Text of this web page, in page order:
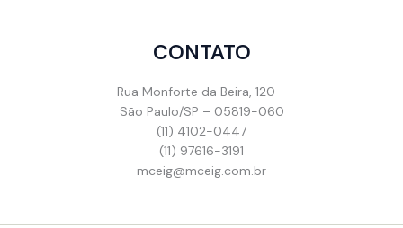
CONTATO
Rua Monforte da Beira, 120 –
São Paulo/SP – 05819-060
(11) 4102-0447
(11) 97616-3191
mceig@mceig.com.br